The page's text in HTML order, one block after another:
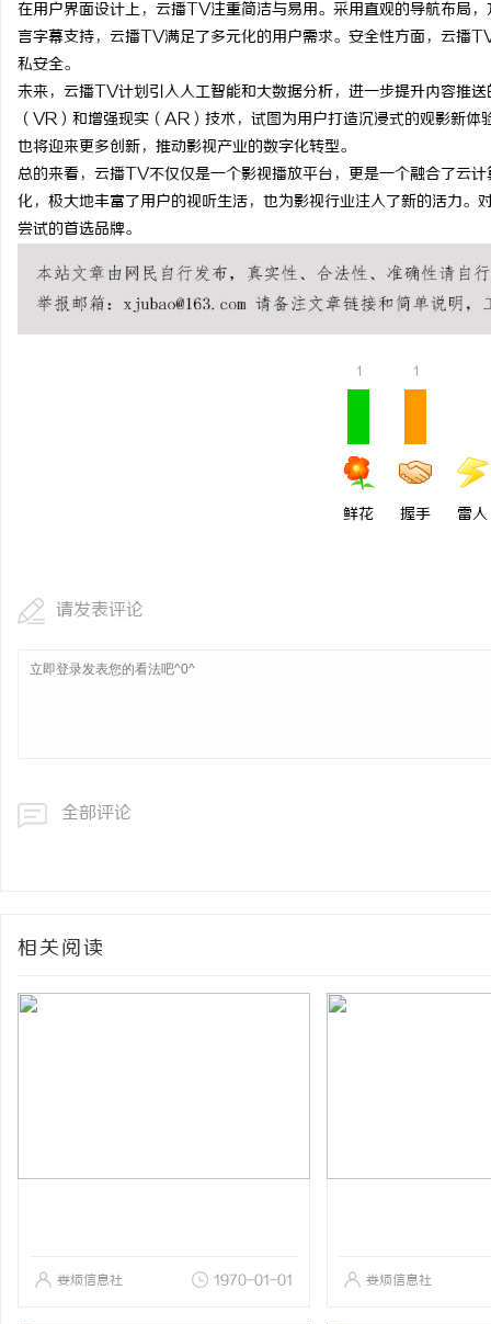
在用户界面设计上，云播TV注重简洁与易用。采用直观的导航布局
言字幕支持，云播TV满足了多元化的用户需求。安全性方面，云播
私安全。
未来，云播TV计划引入人工智能和大数据分析，进一步提升内容推
（VR）和增强现实（AR）技术，试图为用户打造沉浸式的观影新
也将迎来更多创新，推动影视产业的数字化转型。
总的来看，云播TV不仅仅是一个影视播放平台，更是一个融合了云
化，极大地丰富了用户的视听生活，也为影视行业注入了新的活力
尝试的首选品牌。
1
鲜花
1
握手 雷人
请发表评论
全部评论
相关阅读
娄烦信息社 1970-01-01 娄烦信息社
贝净 AC 国际医疗实验
全解析